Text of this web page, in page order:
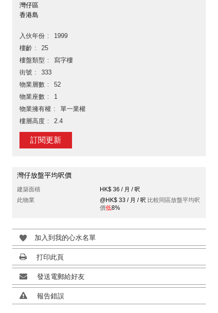
灣仔區
香港島
入伙年份
1999
樓齡
25
樓盤類型
寫字樓
街號
333
物業層數
52
物業座數
1
物業擁有權
單一業權
樓層高度
2.4
訂閱更新
灣仔放盤平均呎價
建築面積
HK$ 36 / 月 / 呎
此物業
@HK$ 33 / 月 / 呎 比較同區放盤平均呎
價低8%
加入到我的心水名單
打印此頁
發送電郵給好友
報告錯誤